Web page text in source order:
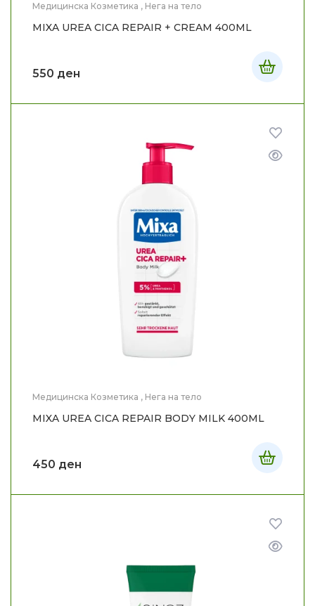
Медицинска Козметика , Нега на тело
MIXA UREA CICA REPAIR + CREAM 400ML
550 ден
Медицинска Козметика , Нега на тело
MIXA UREA CICA REPAIR BODY MILK 400ML
450 ден